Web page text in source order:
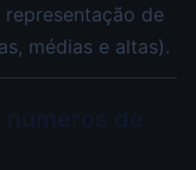
de
médias e altas).